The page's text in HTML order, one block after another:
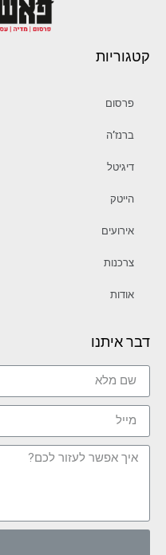
קטגוריות
פרסום
ברנז’ה
דיגיטל
הייטק
אירועים
צרכנות
אודות
דבר איתנו